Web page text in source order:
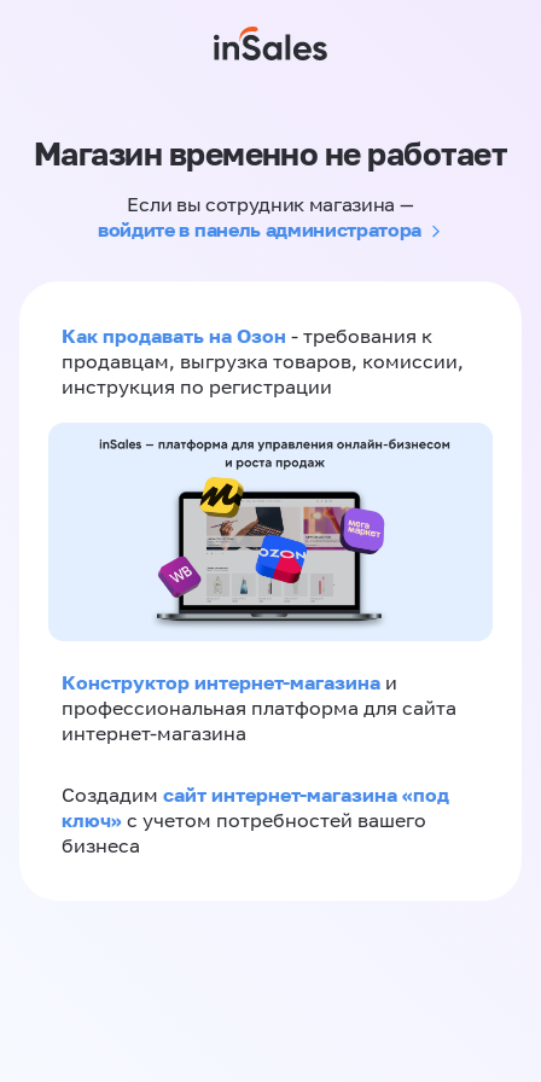
Магазин временно не работает
Если вы сотрудник магазина —
войдите в панель администратора
Как продавать на Озон - требования к
продавцам, выгрузка товаров, комиссии,
инструкция по регистрации
Конструктор интернет-магазина и
профессиональная платформа для сайта
интернет-магазина
Создадим сайт интернет-магазина «под
ключ» с учетом потребностей вашего
бизнеса